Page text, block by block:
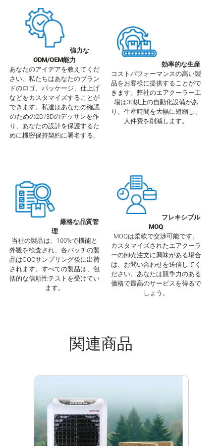
強力な
ODM/OEM能力
あなたのアイデアを教えてくだ
さい、私たちはあなたのブラン
ドのロゴ、パッケージ、仕上げ
などをカスタマイズすることが
できます。私達はあなたの確認
のための2D/3Dのデッサンを作
り、あなたの設計を保護するた
めに機密保持契約に署名する。
効率的な生産
コストパフォーマンスの高い製
品をお客様に提供することがで
きます。弊社のエアクーラー工
場は30以上の自動化設備があ
り、生産時間を大幅に短縮し、
人件費を削減します。
厳格な品質管
理
当社の製品は、100%で機能と
外観を検査され、各バッチの製
品はOQCサンプリング後に出荷
されます。すべての製品は、包
括的な信頼性テストを受けてい
ます。
フレキシブル
MOQ
MOQは柔軟で交渉可能です。
カスタマイズされたエアクーラ
ーの卸売注文に興味がある場合
は、お問い合わせを送信してく
ださい。あなたは競争力のある
価格で最高のサービスを得るで
しょう。
関連商品